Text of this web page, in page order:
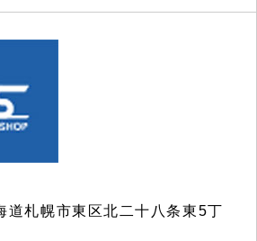
札幌市東区北二十八条東5丁